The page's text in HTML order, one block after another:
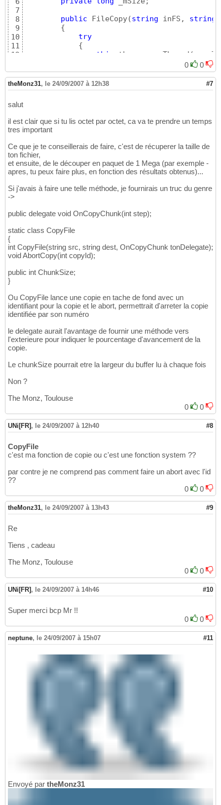
7
8
9
10
11
12
14
15
16
18
20
21
22
23
24
25
27
28
30
32
34
35
36
37
39
40
41
43
44
45
47
49
51
53
54
public FileCopy(string inFS, string
{
try
{
this
.thr = Thread (
Thread( new
                _sin =
new FileStream(inFS,
                _sout =
catch
(Exception ex) {
private void copy()
{
try
this._mSize = _sin.Length;
do
                    i = _sin.ReadByte
this._mCurrent++;
}
private
refresh
            Console.Clear
() ;
long _last, percent;
                    _last =
this._mCurrent;
                    Console.Clear
                    Thread.Sleep
;
}
0 0
theMonz31, le 24/09/2007 à 12h38 #7
salut
il est clair que si tu lis octet par octet, ca va te prendre un temps
tres important
Ce que je te conseillerais de faire, c'est de récuperer la taille de
ton fichier,
et ensuite, de le découper en paquet de 1 Mega (par exemple -
apres, tu peux faire plus, en fonction des résultats obtenus)...
Si j'avais à faire une telle méthode, je fournirais un truc du genre
->
public delegate void OnCopyChunk(int step);
static class CopyFile
{
int CopyFile(string src, string dest, OnCopyChunk tonDelegate);
void AbortCopy(int copyId);
public int ChunkSize;
}
Ou CopyFile lance une copie en tache de fond avec un
identifiant pour la copie et le abort, permettrait d'arreter la copie
identifiée par son numéro
le delegate aurait l'avantage de fournir une méthode vers
l'exterieure pour indiquer le pourcentage d'avancement de la
copie.
Le chunkSize pourrait etre la largeur du buffer lu à chaque fois
Non ?
The Monz, Toulouse
0
0
UNi[FR] , le 24/09/2007 à 12h40 #8
CopyFile
c'est ma fonction de copie ou c'est une fonction system ??
par contre je ne comprend pas comment faire un abort avec l'id
??
0
0
theMonz31, le 24/09/2007 à 13h43 #9
Re
Tiens , cadeau
The Monz, Toulouse
0
0
UNi[FR] , le 24/09/2007 à 14h46 #10
Super merci bcp Mr !!
0
0
neptune, le 24/09/2007 à 15h07 #11
Envoyé par theMonz31